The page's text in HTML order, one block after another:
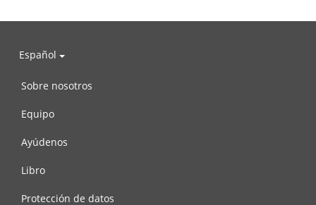
Español
Sobre nosotros
Equipo
Ayúdenos
Libro
Protección de datos